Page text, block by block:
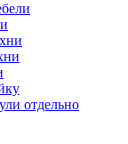
отдельно